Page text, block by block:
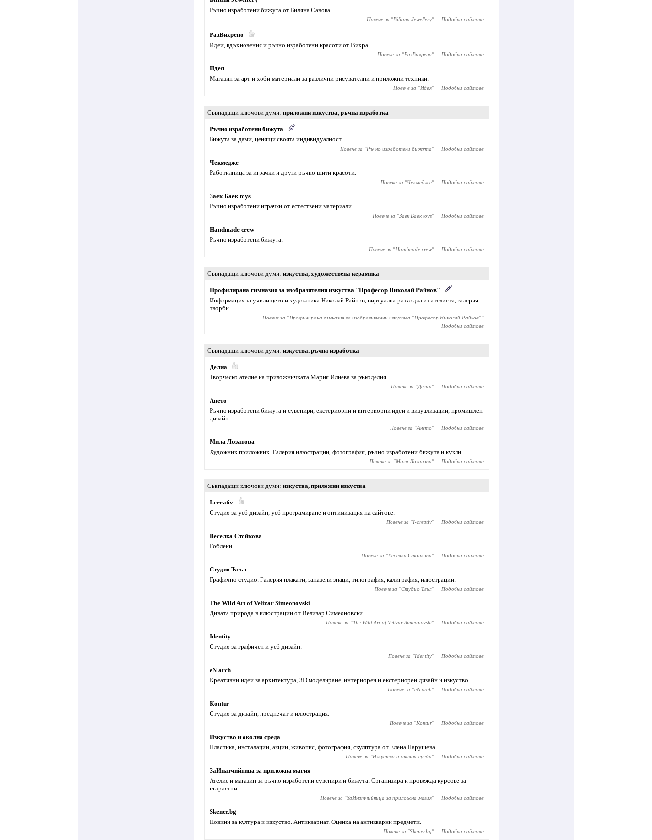
Ръчно изработени бижута от Биляна Савова.
Повече за "Biliana Jewellery" Подобни сайтове
РазВихрено
Идеи, вдъхновения и ръчно изработени красоти от Вихра.
Повече за "РазВихрено" Подобни сайтове
Идея
Магазин за арт и хоби материали за различни рисувателни и приложни техники.
Повече за "Идея" Подобни сайтове
Съвпадащи ключови думи приложни изкуства, ръчна изработка
Ръчно изработени бижута
Бижута за дами, ценящи своята индивидуалност.
Повече за "Ръчно изработени бижута" Подобни сайтове
Чекмедже
Работилница за играчки и други ръчно шити красоти.
Повече за "Чекмедже" Подобни сайтове
Заек Баек toys
Ръчно изработени играчки от естествени материали.
Повече за "Заек Баек toys" Подобни сайтове
Handmade crew
Ръчно изработени бижута.
Повече за "Handmade crew" Подобни сайтове
Съвпадащи ключови думи изкуства, художествена керамика
Профилирана гимназия за изобразителни изкуства "Професор Николай Райнов"
Информация за училището и художника Николай Райнов, виртуална разходка из ателиета, галерия
творби.
Повече за "Профилирана гимназия за изобразителни изкуства "Професор Николай Райнов""
Подобни сайтове
Съвпадащи ключови думи изкуства, ръчна изработка
Делиа
Творческо ателие на приложничката Мария Илиева за ръкоделия.
Повече за "Делиа" Подобни сайтове
Ането
Ръчно изработени бижута и сувенири, екстериорни и интериорни идеи и визуализации, промишлен
дизайн.
Повече за "Ането" Подобни сайтове
Мила Лозанова
Художник приложник. Галерия илюстрации, фотография, ръчно изработени бижута и кукли.
Повече за "Мила Лозанова" Подобни сайтове
Съвпадащи ключови думи изкуства, приложни изкуства
I-creativ
Студио за уеб дизайн, уеб програмиране и оптимизация на сайтове.
Повече за "I-creativ" Подобни сайтове
Веселка Стойкова
Гоблени.
Повече за "Веселка Стойкова" Подобни сайтове
Студио Ъгъл
Графично студио. Галерия плакати, запазени знаци, типография, калиграфия, илюстрации.
Повече за "Студио Ъгъл" Подобни сайтове
The Wild Art of Velizar Simeonovski
Дивата природа в илюстрации от Велизар Симеоновски.
Повече за "The Wild Art of Velizar Simeonovski" Подобни сайтове
Identity
Студио за графичен и уеб дизайн.
Повече за "Identity" Подобни сайтове
eN arch
Креативни идеи за архитектура, 3D моделиране, интериорен и екстериорен дизайн и изкуство.
Повече за "eN arch" Подобни сайтове
Kontur
Студио за дизайн, предпечат и илюстрация.
Повече за "Kontur" Подобни сайтове
Изкуство и околна среда
Пластика, инсталации, акции, живопис, фотография, скулптура от Елена Парушева.
Повече за "Изкуство и околна среда" Подобни сайтове
ЗаИнатчийница за приложна магия
Ателие и магазин за ръчно изработени сувенири и бижута. Организира и провежда курсове за
възрастни.
Повече за "ЗаИнатчийница за приложна магия" Подобни сайтове
Skener.bg
Новини за култура и изкуство. Антиквариат. Оценка на антикварни предмети.
Повече за "Skener.bg" Подобни сайтове